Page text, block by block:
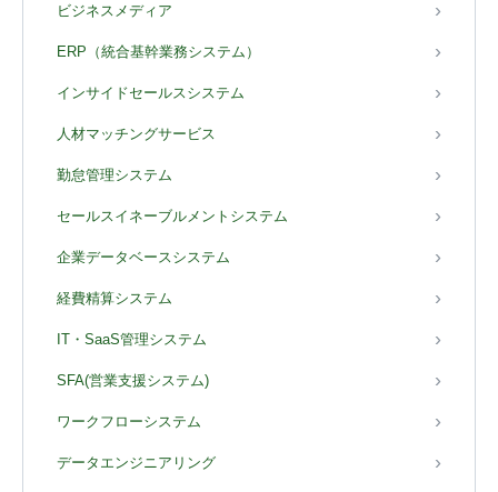
ビジネスメディア
ERP（統合基幹業務システム）
インサイドセールスシステム
人材マッチングサービス
勤怠管理システム
セールスイネーブルメントシステム
企業データベースシステム
経費精算システム
IT・SaaS管理システム
SFA(営業支援システム)
ワークフローシステム
データエンジニアリング